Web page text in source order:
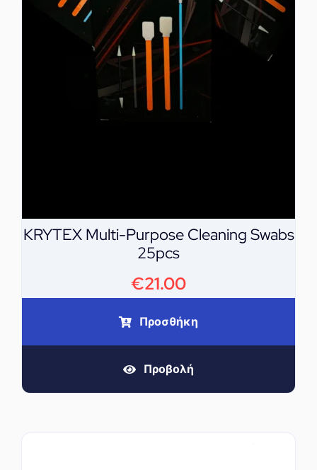
KRYTEX Multi-Purpose Cleaning Swabs
25pcs
€21.00
Προσθήκη
Προβολή